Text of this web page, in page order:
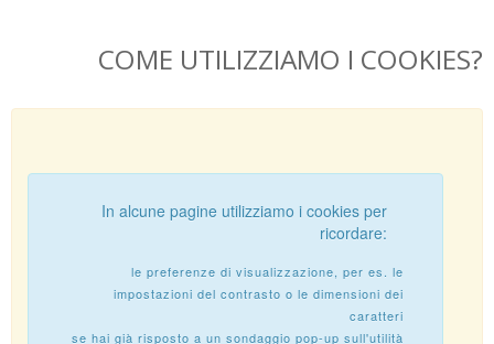
COME UTILIZZIAMO I COOKIES?
In alcune pagine utilizziamo i cookies per
ricordare:
le preferenze di visualizzazione, per es. le
impostazioni del contrasto o le dimensioni dei
caratteri
se hai già risposto a un sondaggio pop-up sull'utilità